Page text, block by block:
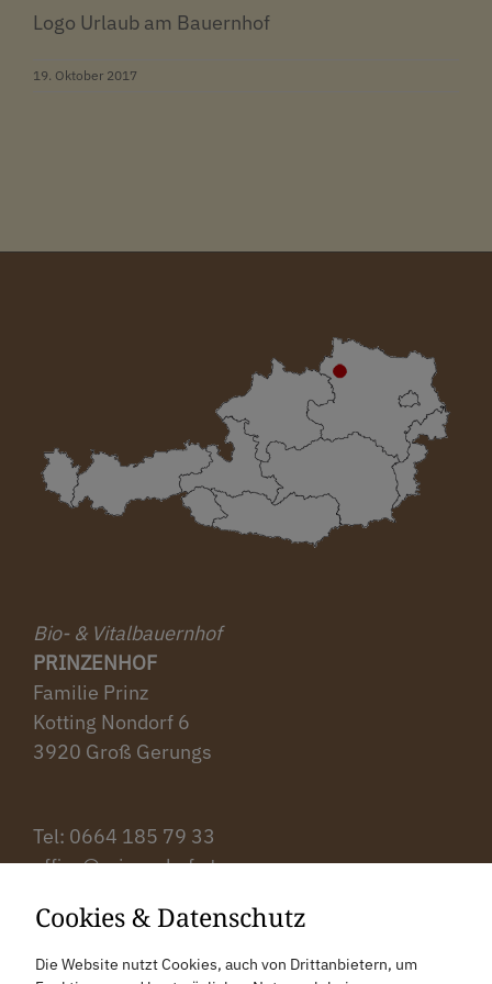
Logo Urlaub am Bauernhof
19. Oktober 2017
Bio- & Vitalbauernhof
PRINZENHOF
Familie Prinz
Kotting Nondorf 6
3920 Groß Gerungs
Tel: ‭0664 185 79 33‬
office@prinzenhof.at
Cookies & Datenschutz
Die Website nutzt Cookies, auch von Drittanbietern, um